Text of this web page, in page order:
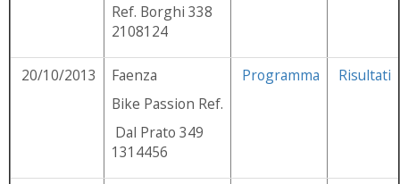
Ref. Borghi 338
2108124
20/10/2013
Faenza
Bike Passion Ref.
Dal Prato 349
1314456
Programma Risultati